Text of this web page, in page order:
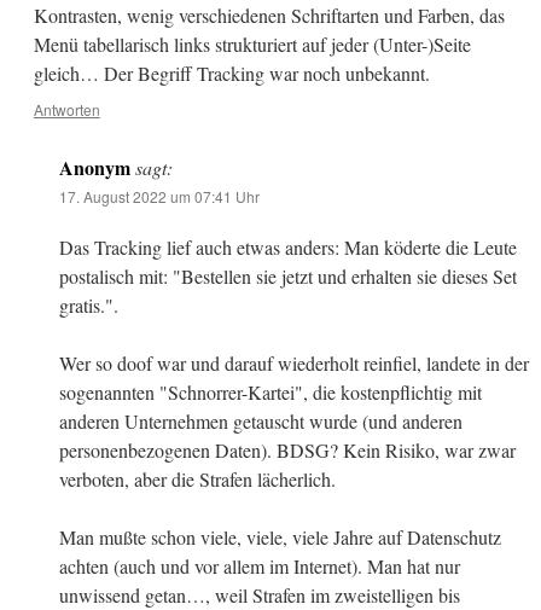
Kontrasten, wenig verschiedenen Schriftarten und Farben, das
Menü tabellarisch links strukturiert auf jeder (Unter-)Seite
gleich… Der Begriff Tracking war noch unbekannt.
Antworten
Anonym sagt:
17. August 2022 um 07:41 Uhr
Das Tracking lief auch etwas anders: Man köderte die Leute
postalisch mit: "Bestellen sie jetzt und erhalten sie dieses Set
gratis.".
Wer so doof war und darauf wiederholt reinfiel, landete in der
sogenannten "Schnorrer-Kartei", die kostenpflichtig mit
anderen Unternehmen getauscht wurde (und anderen
personenbezogenen Daten). BDSG? Kein Risiko, war zwar
verboten, aber die Strafen lächerlich.
Man mußte schon viele, viele, viele Jahre auf Datenschutz
achten (auch und vor allem im Internet). Man hat nur
unwissend getan…, weil Strafen im zweistelligen bis